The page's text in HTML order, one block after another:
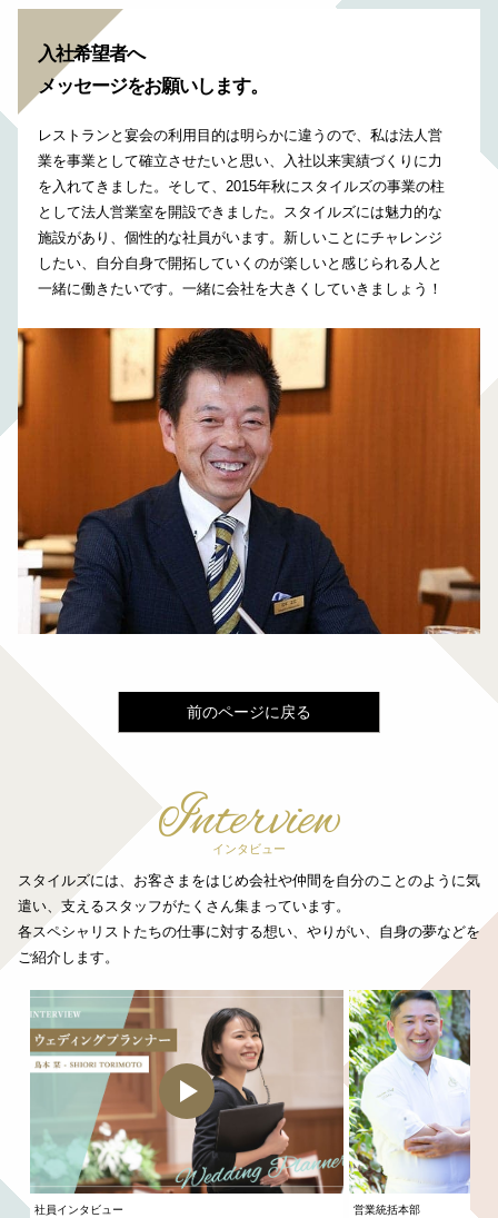
入社希望者へ
メッセージをお願いします。
レストランと宴会の利用目的は明らかに違うので、私は法人営
業を事業として確立させたいと思い、入社以来実績づくりに力
を入れてきました。そして、2015年秋にスタイルズの事業の柱
として法人営業室を開設できました。スタイルズには魅力的な
施設があり、個性的な社員がいます。新しいことにチャレンジ
したい、自分自身で開拓していくのが楽しいと感じられる人と
一緒に働きたいです。一緒に会社を大きくしていきましょう！
前のページに戻る
Interview
インタビュー
スタイルズには、お客さまをはじめ会社や仲間を自分のことのように気
遣い、支えるスタッフがたくさん集まっています。
各スペシャリストたちの仕事に対する想い、やりがい、自身の夢などを
ご紹介します。
社員インタビュー
営業統括本部